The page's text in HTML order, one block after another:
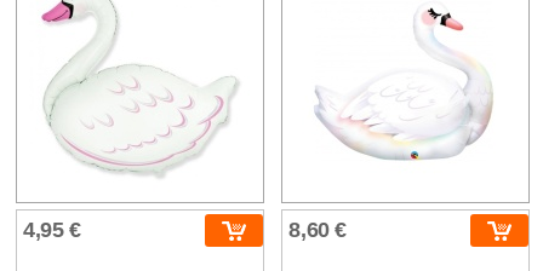
4,95 € 8,60 €